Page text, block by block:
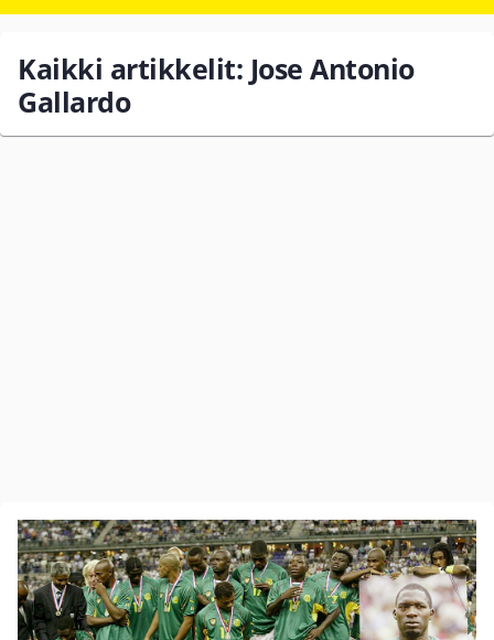
Kaikki artikkelit: Jose Antonio
Gallardo